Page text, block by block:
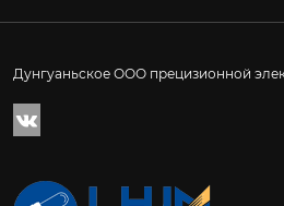
Дунгуаньское ООО прецизионной
